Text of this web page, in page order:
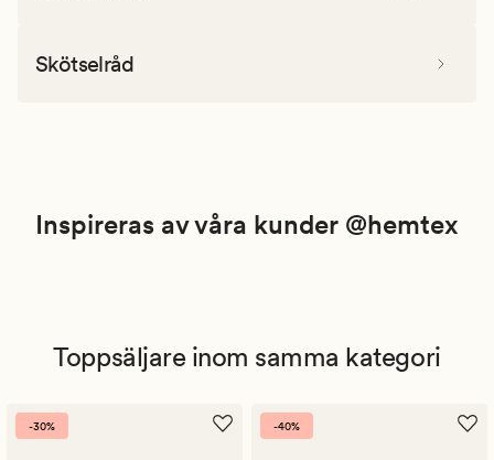
Skötselråd
Inspireras av våra kunder @hemtex
Toppsäljare inom samma kategori
-30% -40%